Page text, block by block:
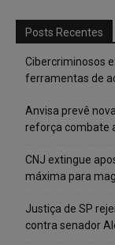
Posts Recentes
Cibercriminosos
ferramentas de
Anvisa prevê
reforça combate
CNJ extingue
máxima para
Justiça de SP
contra senador